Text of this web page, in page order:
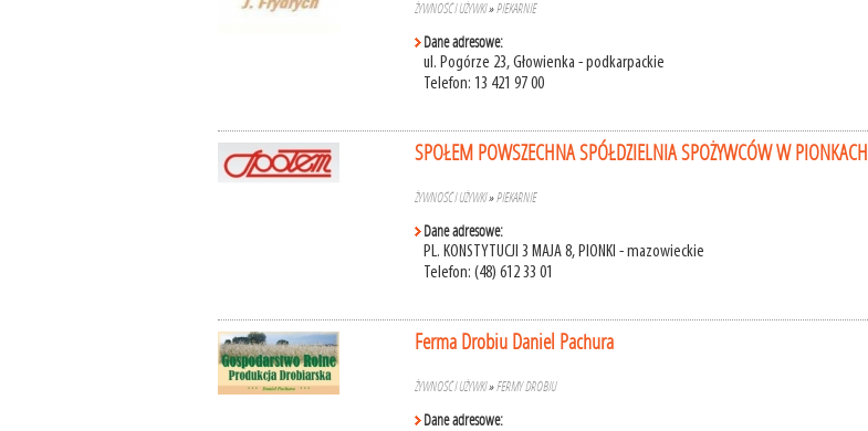
ŻYWNOŚĆ I UŻYWKI»PIEKARNIE
Dane adresowe:
ul. Pogórze 23, Głowienka - podkarpackie
Telefon: 13 421 97 00
SPOŁEM POWSZECHNA SPÓŁDZIELNIA SPOŻYWCÓW W PIONKACH
ŻYWNOŚĆ I UŻYWKI»PIEKARNIE
Dane adresowe:
PL. KONSTYTUCJI 3 MAJA 8, PIONKI - mazowieckie
Telefon: (48) 612 33 01
Ferma Drobiu Daniel Pachura
ŻYWNOŚĆ I UŻYWKI»FERMY DROBIU
Dane adresowe: